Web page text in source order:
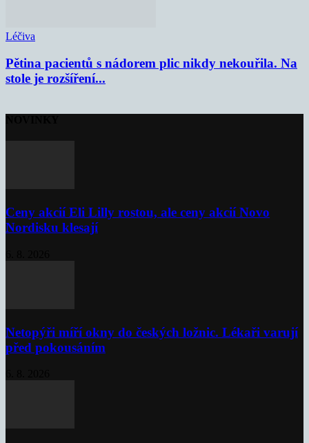
Léčiva
Pětina pacientů s nádorem plic nikdy nekouřila. Na
stole je rozšíření...
Ceny akcií Eli Lilly rostou, ale ceny akcií Novo
Nordisku klesají
Netopýři míří okny do českých ložnic. Lékaři varují
před pokousáním